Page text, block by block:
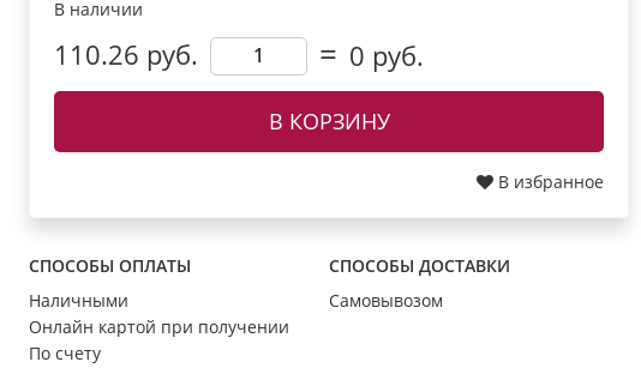
В наличии
110.26 руб. 0 руб.
В КОРЗИНУ
В избранное
СПОСОБЫ ОПЛАТЫ
Наличными
Онлайн картой при получении
По счету
СПОСОБЫ ДОСТАВКИ
Самовывозом